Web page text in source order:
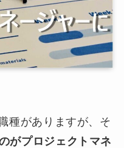
種がありますが、そ
がプロジェクトマネ